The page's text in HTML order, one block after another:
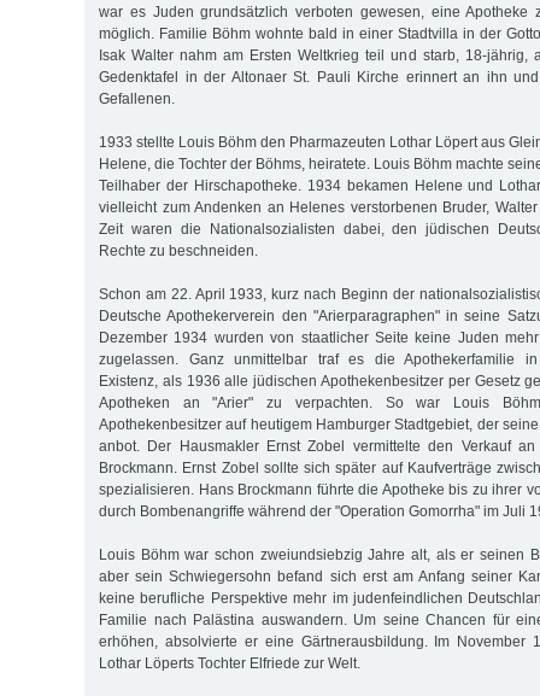
war es Juden grundsätzlich verboten gewesen, eine Apotheke
möglich. Familie Böhm wohnte bald in einer Stadtvilla in der
Isak Walter nahm am Ersten Weltkrieg teil und starb, 18-jährig,
Gedenktafel in der Altonaer St. Pauli Kirche erinnert an ihn
Gefallenen.
1933 stellte Louis Böhm den Pharmazeuten Lothar Löpert aus
Helene, die Tochter der Böhms, heiratete. Louis Böhm machte
Teilhaber der Hirschapotheke. 1934 be­kamen Helene und
vielleicht zum Andenken an Helenes verstorbenen Bruder,
Zeit waren die Nationalsozialisten dabei, den jüdischen
Rechte zu beschneiden.
Schon am 22. April 1933, kurz nach Beginn der
Deutsche Apothekerverein den "Arierparagraphen" in seine
Dezember 1934 wurden von staatlicher Seite keine Juden
zugelassen. Ganz unmittelbar traf es die Apothekerfamilie
Existenz, als 1936 alle jüdischen Apothekenbesitzer per Gesetz
Apotheken an "Arier" zu verpachten. So war Louis
Apothekenbesitzer auf heutigem Hamburger Stadtgebiet, der
anbot. Der Hausmakler Ernst Zobel vermittelte den Verkauf
Brockmann. Ernst Zobel sollte sich später auf Kaufverträge
spezialisieren. Hans Brockmann führte die Apotheke bis zu ihrer
durch Bombenangriffe während der "Operation Gomorrha" im Juli
Louis Böhm war schon zweiundsiebzig Jahre alt, als er seinen
aber sein Schwiegersohn befand sich erst am Anfang seiner
keine berufliche Perspektive mehr im judenfeindlichen
Familie nach Palästina auswandern. Um seine Chancen für
erhöhen, absolvierte er eine Gärtnerausbildung. Im November
Lothar Löperts Tochter Elfriede zur Welt.